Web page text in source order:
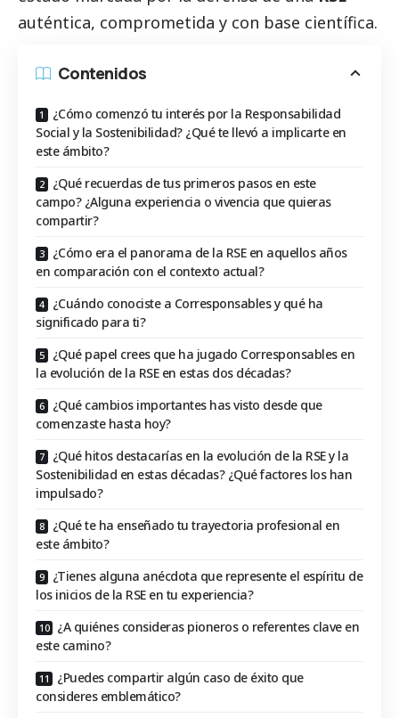
auténtica, comprometida y con base científica.
Contenidos
¿Cómo comenzó tu interés por la Responsabilidad
Social y la Sostenibilidad? ¿Qué te llevó a implicarte en
este ámbito?
¿Qué recuerdas de tus primeros pasos en este
campo? ¿Alguna experiencia o vivencia que quieras
compartir?
¿Cómo era el panorama de la RSE en aquellos años
en comparación con el contexto actual?
¿Cuándo conociste a Corresponsables y qué ha
significado para ti?
¿Qué papel crees que ha jugado Corresponsables en
la evolución de la RSE en estas dos décadas?
¿Qué cambios importantes has visto desde que
comenzaste hasta hoy?
¿Qué hitos destacarías en la evolución de la RSE y la
Sostenibilidad en estas décadas? ¿Qué factores los han
impulsado?
¿Qué te ha enseñado tu trayectoria profesional en
este ámbito?
¿Tienes alguna anécdota que represente el espíritu de
los inicios de la RSE en tu experiencia?
¿A quiénes consideras pioneros o referentes clave en
este camino?
¿Puedes compartir algún caso de éxito que
consideres emblemático?